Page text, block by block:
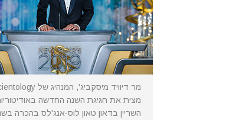
מצית את חגיגת השנה החדשה
השריין בדאון טאון לוס-אנג'לס בהכרה